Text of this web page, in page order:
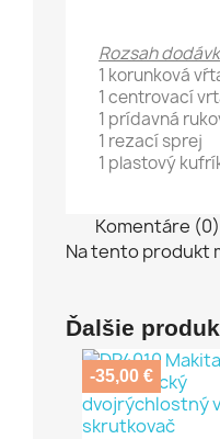
Rozsah
1 korunková
1 centrovací
1 prídavná
1 rezací sprej
1 plastový
Komentáre (0)
Na tento produkt
Ďalšie
-35,00 €